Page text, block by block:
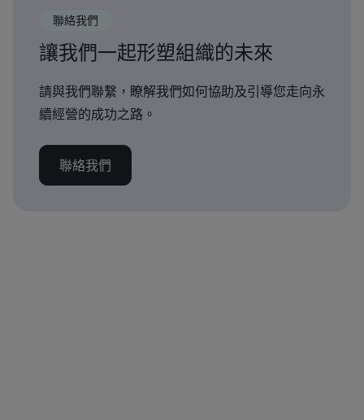
聯絡我們
讓我們一起形塑組織的未來
請與我們聯繫，瞭解我們如何協助及引導您走向永
續經營的成功之路。
聯絡我們